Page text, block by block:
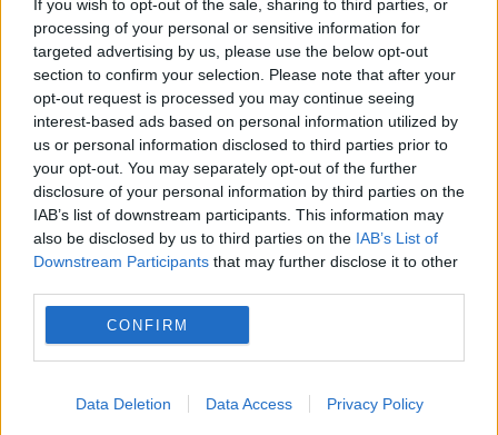
If you wish to opt-out of the sale, sharing to third parties, or
processing of your personal or sensitive information for
targeted advertising by us, please use the below opt-out
section to confirm your selection. Please note that after your
opt-out request is processed you may continue seeing
interest-based ads based on personal information utilized by
us or personal information disclosed to third parties prior to
your opt-out. You may separately opt-out of the further
disclosure of your personal information by third parties on the
IAB’s list of downstream participants. This information may
also be disclosed by us to third parties on the IAB’s List of
Downstream Participants that may further disclose it to other
CONFIRM
Data Deletion Data Access Privacy Policy
Recomandările noastre